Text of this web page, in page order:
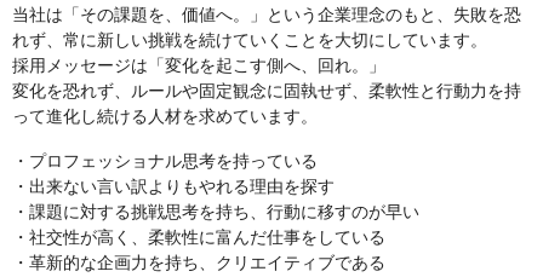
当社は「その課題を、価値へ。」という企業理念のもと、失敗を恐
れず、常に新しい挑戦を続けていくことを大切にしています。
採用メッセージは「変化を起こす側へ、回れ。」
変化を恐れず、ルールや固定観念に固執せず、柔軟性と行動力を持
って進化し続ける人材を求めています。
・プロフェッショナル思考を持っている
・出来ない言い訳よりもやれる理由を探す
・課題に対する挑戦思考を持ち、行動に移すのが早い
・社交性が高く、柔軟性に富んだ仕事をしている
・革新的な企画力を持ち、クリエイティブである